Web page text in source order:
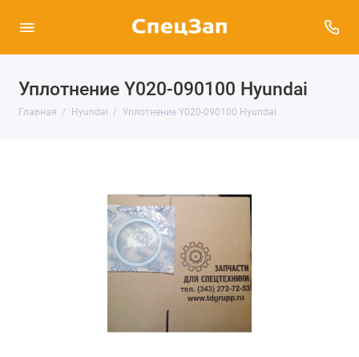
Уплотнение Y020-090100 Hyundai
Главная Hyundai Уплотнение Y020-090100 Hyundai